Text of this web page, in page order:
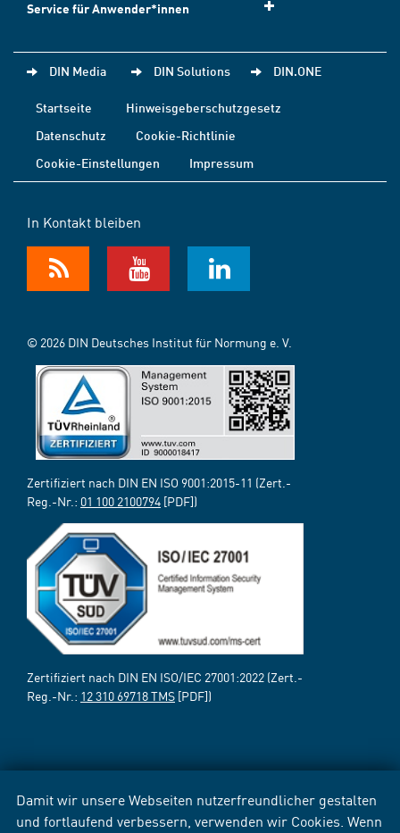
Damit wir unsere Webseiten nutzerfreundlicher gestalten
und fortlaufend verbessern, verwenden wir Cookies. Wenn
Service für Anwender*innen
DIN Media DIN Solutions DIN.ONE
Startseite
Hinweisgeberschutzgesetz
Datenschutz
Cookie-Richtlinie
Cookie-Einstellungen
Impressum
In Kontakt bleiben
© 2026 DIN Deutsches Institut für Normung e. V.
Zertifiziert nach DIN EN ISO 9001:2015-11 (Zert.-
Reg.-Nr.: 01 100 2100794 [PDF])
Zertifiziert nach DIN EN ISO/IEC 27001:2022 (Zert.-
Reg.-Nr.: 12 310 69718 TMS [PDF])